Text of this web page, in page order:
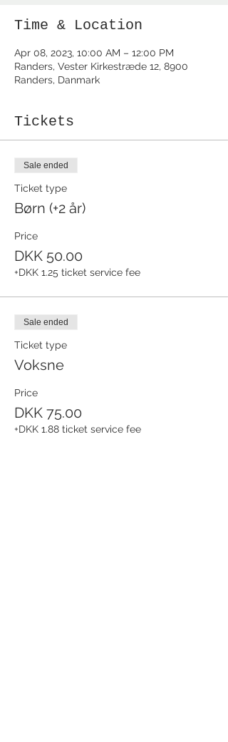
Time & Location
Apr 08, 2023, 10:00 AM – 12:00 PM
Randers, Vester Kirkestræde 12, 8900
Randers, Danmark
Tickets
Sale ended
Ticket type
Børn (+2 år)
Price
DKK 50.00
+DKK 1.25 ticket service fee
Sale ended
Ticket type
Voksne
Price
DKK 75.00
+DKK 1.88 ticket service fee